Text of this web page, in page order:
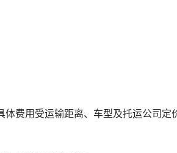
费用受运输距离、车型及托运公司定